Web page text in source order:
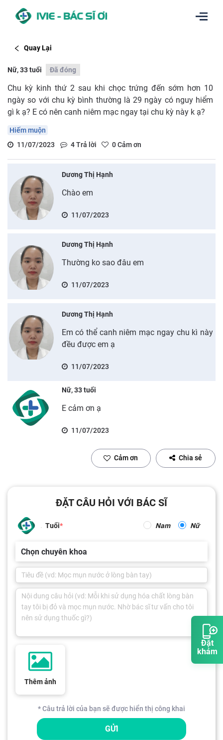
Đặt
khám
Quay Lại
Nữ, 33 tuổi Đã đóng
Chu kỳ kinh thứ 2 sau khi chọc trứng đến sớm hơn 10
ngày so với chu kỳ bình thường là 29 ngày có nguy hiểm
gì k ạ? E có nên canh niêm mạc ngay tại chu kỳ này k ạ?
Hiếm muộn
11/07/2023
4Trả lời 0Cảm ơn
Dương Thị Hạnh
Chào em
11/07/2023
Dương Thị Hạnh
Thường ko sao đâu em
11/07/2023
Dương Thị Hạnh
Em có thể canh niêm mạc ngay chu kì này
đều được em ạ
11/07/2023
Nữ, 33 tuổi
E cảm ơn ạ
11/07/2023
Cảm ơn Chia sẻ
ĐẶT CÂU HỎI VỚI BÁC SĨ
Tuổi Nam Nữ
Chọn chuyên khoa
Thêm ảnh
* Câu trả lời của bạn sẽ được hiển thị công khai
GỬI